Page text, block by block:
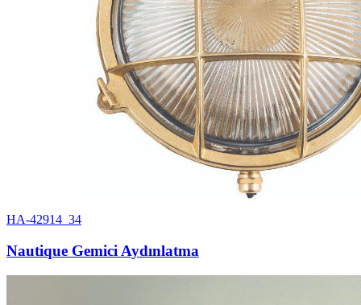
HA-42914_34
Nautique Gemici Aydınlatma